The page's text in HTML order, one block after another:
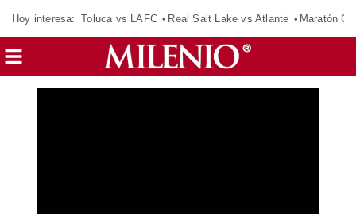
Hoy interesa: Toluca vs LAFC Real Salt Lake vs Atlante Maratón